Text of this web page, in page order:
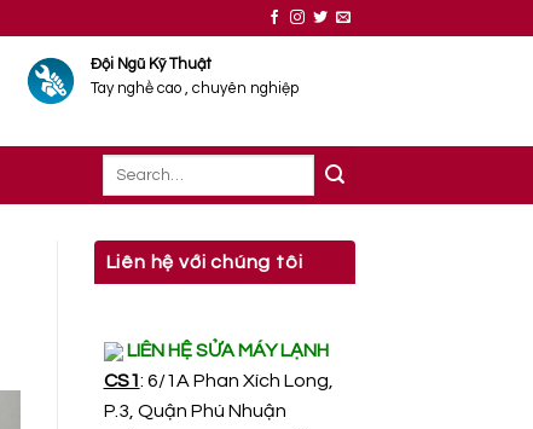
Đội Ngũ Kỹ Thuật
Tay nghề cao , chuyên nghiệp
Liên hệ với chúng tôi
LIÊN HỆ SỬA MÁY LẠNH
CS1: 6/1A Phan Xích Long,
P.3, Quận Phú Nhuận